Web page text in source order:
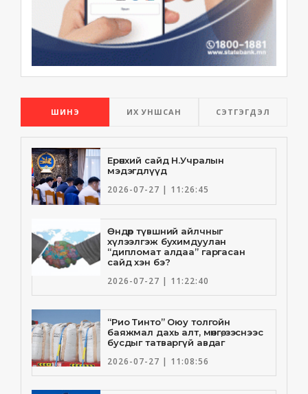
ШИНЭ ИХ УНШСАН СЭТГЭГДЭЛ
Ерөнхий сайд Н.Учралын
мэдэгдлүүд
2026-07-27 | 11:26:45
Өндөр түвшний айлчныг
хүлээлгэж бухимдуулан
“дипломат алдаа” гаргасан
сайд хэн бэ?
2026-07-27 | 11:22:40
“Рио Тинто” Оюу толгойн
баяжмал дахь алт, мөнгө, зэснээс
бусдыг татваргүй авдаг
2026-07-27 | 11:08:56